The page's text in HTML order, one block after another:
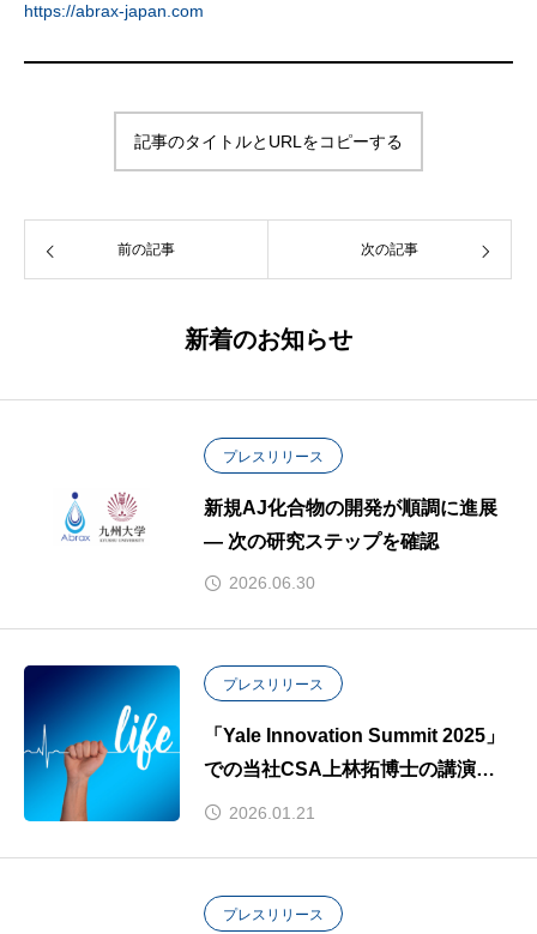
https://abrax-japan.com
記事のタイトルとURLをコピーする
前の記事 次の記事
新着のお知らせ
プレスリリース
新規AJ化合物の開発が順調に進展
― 次の研究ステップを確認
2026.06.30
プレスリリース
「Yale Innovation Summit 2025」
での当社CSA上林拓博士の講演が
主催者より動画公開されました
2026.01.21
プレスリリース